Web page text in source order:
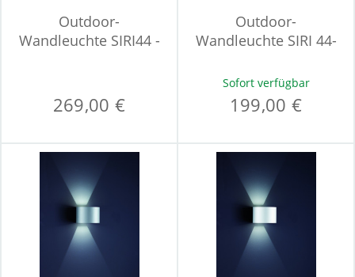
Outdoor-
Wandleuchte SIRI44 -
269,00 €
Outdoor-
Wandleuchte SIRI 44-
Sofort verfügbar
199,00 €